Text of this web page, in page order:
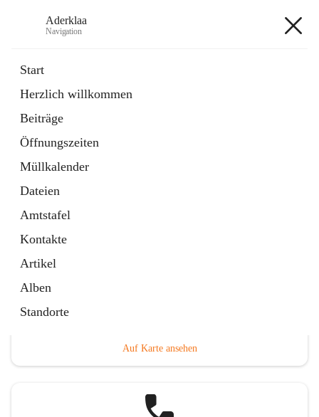
Aderklaa
Navigation
Start
Herzlich willkommen
Beiträge
Öffnungszeiten
Müllkalender
Dateien
Amtstafel
Kontakte
Artikel
Alben
Standorte
6 Schnellzugriffe
Gemeinde
3 Schnellzugriffe
Auf Karte ansehen